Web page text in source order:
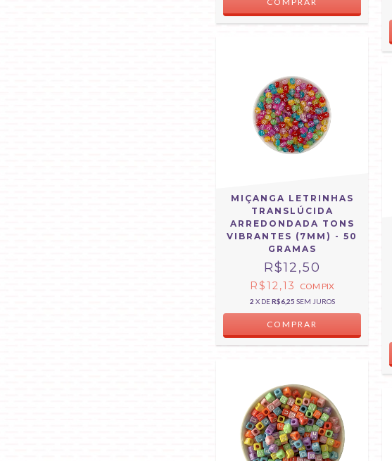
MIÇANGA LETRINHAS
TRANSLÚCIDA
ARREDONDADA TONS
VIBRANTES (7MM) - 50
GRAMAS
R$12,50
R$12,13 COM PIX
2 X DER$6,25 SEM JUROS